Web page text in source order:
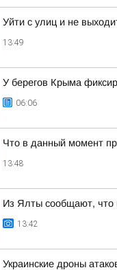
Уйти с улиц и не
13:49
У берегов Крыма
06:06
Что в данный момент
13:48
Из Ялты сообщают, что
13:42
Украинские дроны